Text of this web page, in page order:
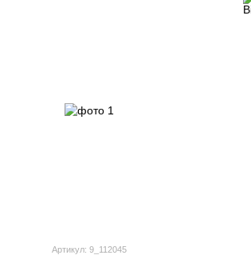
Артикул: 9_112045